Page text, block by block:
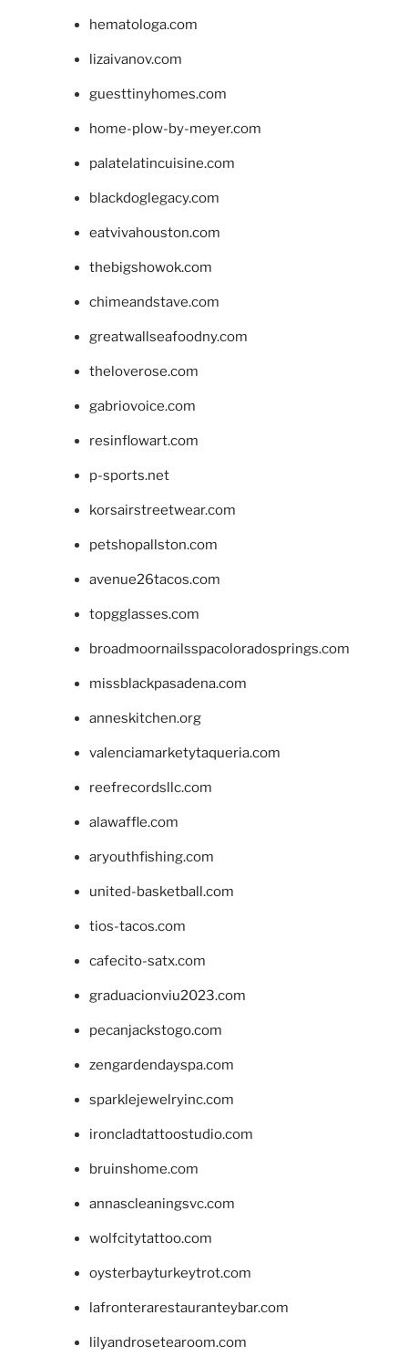
hematologa.com
lizaivanov.com
guesttinyhomes.com
home-plow-by-meyer.com
palatelatincuisine.com
blackdoglegacy.com
eatvivahouston.com
thebigshowok.com
chimeandstave.com
greatwallseafoodny.com
theloverose.com
gabriovoice.com
resinflowart.com
p-sports.net
korsairstreetwear.com
petshopallston.com
avenue26tacos.com
topgglasses.com
broadmoornailsspacoloradosprings.com
missblackpasadena.com
anneskitchen.org
valenciamarketytaqueria.com
reefrecordsllc.com
alawaffle.com
aryouthfishing.com
united-basketball.com
tios-tacos.com
cafecito-satx.com
graduacionviu2023.com
pecanjackstogo.com
zengardendayspa.com
sparklejewelryinc.com
ironcladtattoostudio.com
bruinshome.com
annascleaningsvc.com
wolfcitytattoo.com
oysterbayturkeytrot.com
lafronterarestauranteybar.com
lilyandrosetearoom.com